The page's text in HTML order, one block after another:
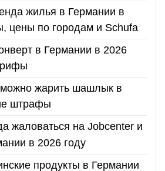
жилья в Германии в
цены по городам и Schufa
в Германии в 2026
жарить шашлык в
штрафы
жаловаться на Jobcenter и
в 2026 году
продукты в Германии